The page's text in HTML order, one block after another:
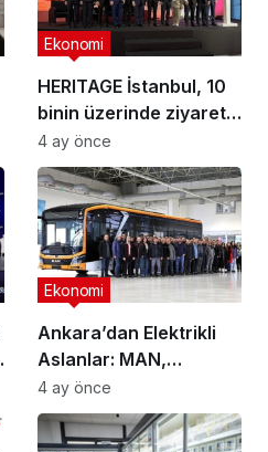
HERITAGE İstanbul, 10
binin üzerinde ziyaretçi
ağırladı
Ekonomi
4 ay önce
Ankara’dan Elektrikli
Aslanlar: MAN,
Ankara’daki
fabrikasında eBus
üretimine başladı
Ekonomi
4 ay önce